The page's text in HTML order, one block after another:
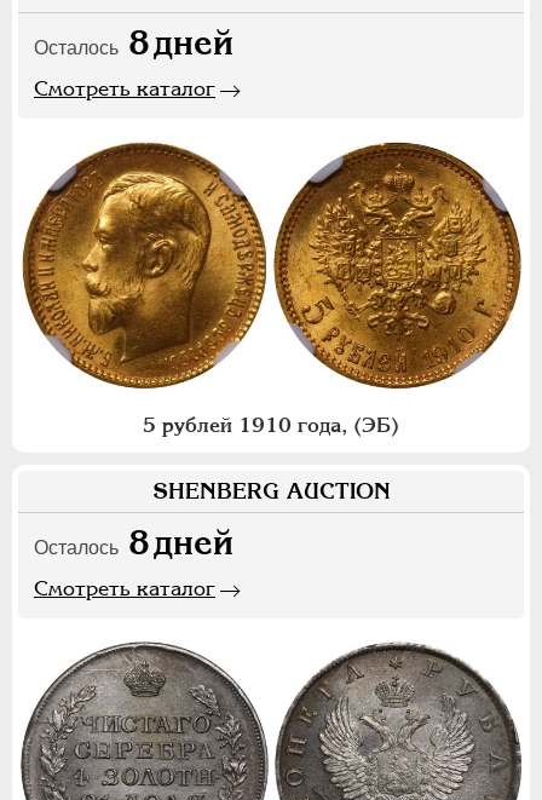
Осталось 8дней
Смотреть каталог
5 рублей 1910 года, (ЭБ)
SHENBERG AUCTION
Осталось 8дней
Смотреть каталог